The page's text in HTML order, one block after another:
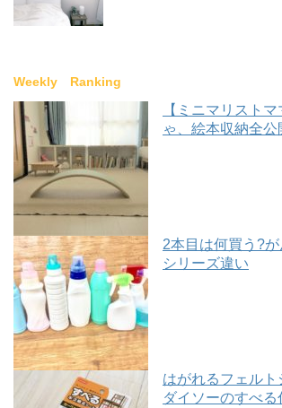
Weekly Ranking
【ミニマリスト
ゃ、絵本収納全公
2本目は何買う?
シリーズ違い
はがれるフェルト
ダイソーのすべ